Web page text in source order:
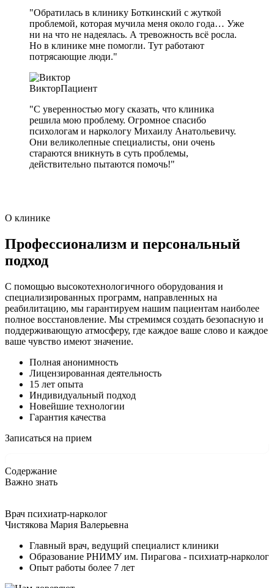
"Обратилась в клинику Боткинский с жуткой
проблемой, которая мучила меня около года… Уже
ни на что не надеялась. А тревожность всё росла.
Но в клинике мне помогли. Тут работают
потрясающие люди."
ВикторПациент
"С уверенностью могу сказать, что клиника
решила мою проблему. Огромное спасибо
психологам и наркологу Михаилу Анатольевичу.
Они великолепные специалисты, они очень
стараются вникнуть в суть проблемы,
действительно пытаются помочь!"
О клинике
Профессионализм и персональный
подход
С помощью высокотехнологичного оборудования и
специализированных программ, направленных на
реабилитацию, мы гарантируем нашим пациентам наиболее
полное восстановление. Мы стремимся создать безопасную и
поддерживающую атмосферу, где каждое ваше слово и каждое
ваше чувство имеют значение.
Полная анонимность
Лицензированная деятельность
15 лет опыта
Индивидуальный подход
Новейшие технологии
Гарантия качества
Записаться на прием
Содержание
Важно знать
Врач психиатр-нарколог
Чистякова Мария Валерьевна
Главный врач, ведущий специалист клиники
Образование РНИМУ им. Пирагова - психиатр-нарколог
Опыт работы более 7 лет